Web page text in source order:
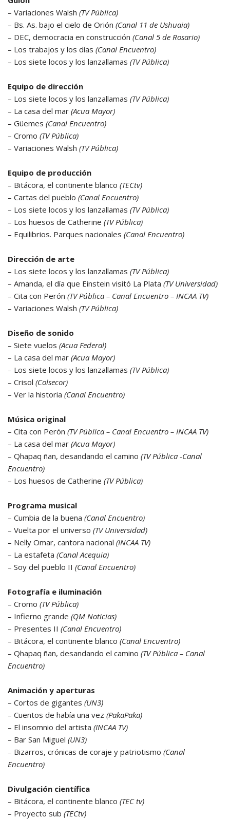
– Variaciones Walsh (TV Pública)
– Bs. As. bajo el cielo de Orión (Canal 11 de Ushuaia)
– DEC, democracia en construcción (Canal 5 de Rosario)
– Los trabajos y los días (Canal Encuentro)
– Los siete locos y los lanzallamas (TV Pública)
Equipo de dirección
– Los siete locos y los lanzallamas (TV Pública)
– La casa del mar (Acua Mayor)
– Güemes (Canal Encuentro)
– Cromo (TV Pública)
– Variaciones Walsh (TV Pública)
Equipo de producción
– Bitácora, el continente blanco (TECtv)
– Cartas del pueblo (Canal Encuentro)
– Los siete locos y los lanzallamas (TV Pública)
– Los huesos de Catherine (TV Pública)
– Equilibrios. Parques nacionales (Canal Encuentro)
Dirección de arte
– Los siete locos y los lanzallamas (TV Pública)
– Amanda, el día que Einstein visitó La Plata (TV Universidad)
– Cita con Perón (TV Pública – Canal Encuentro – INCAA TV)
– Variaciones Walsh (TV Pública)
Diseño de sonido
– Siete vuelos (Acua Federal)
– La casa del mar (Acua Mayor)
– Los siete locos y los lanzallamas (TV Pública)
– Crisol (Colsecor)
– Ver la historia (Canal Encuentro)
Música original
– Cita con Perón (TV Pública – Canal Encuentro – INCAA TV)
– La casa del mar (Acua Mayor)
– Qhapaq ñan, desandando el camino (TV Pública -Canal
Encuentro)
– Los huesos de Catherine (TV Pública)
Programa musical
– Cumbia de la buena (Canal Encuentro)
– Vuelta por el universo (TV Universidad)
– Nelly Omar, cantora nacional (INCAA TV)
– La estafeta (Canal Acequia)
– Soy del pueblo II (Canal Encuentro)
Fotografía e iluminación
– Cromo (TV Pública)
– Infierno grande (QM Noticias)
– Presentes II (Canal Encuentro)
– Bitácora, el continente blanco (Canal Encuentro)
– Qhapaq ñan, desandando el camino (TV Pública – Canal
Encuentro)
Animación y aperturas
– Cortos de gigantes (UN3)
– Cuentos de había una vez (PakaPaka)
– El insomnio del artista (INCAA TV)
– Bar San Miguel (UN3)
– Bizarros, crónicas de coraje y patriotismo (Canal
Encuentro)
Divulgación científica
– Bitácora, el continente blanco (TEC tv)
– Proyecto sub (TECtv)